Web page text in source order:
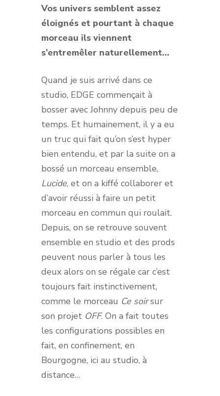
Vos univers semblent assez
éloignés et pourtant à chaque
morceau ils viennent
s’entremêler naturellement…
Quand je suis arrivé dans ce
studio, EDGE commençait à
bosser avec Johnny depuis peu de
temps. Et humainement, il y a eu
un truc qui fait qu’on s’est hyper
bien entendu, et par la suite on a
bossé un morceau ensemble,
Lucide, et on a kiffé collaborer et
d’avoir réussi à faire un petit
morceau en commun qui roulait.
Depuis, on se retrouve souvent
ensemble en studio et des prods
peuvent nous parler à tous les
deux alors on se régale car c’est
toujours fait instinctivement,
comme le morceau Ce soirsur
son projet OFF. On a fait toutes
les configurations possibles en
fait, en confinement, en
Bourgogne, ici au studio, à
distance…